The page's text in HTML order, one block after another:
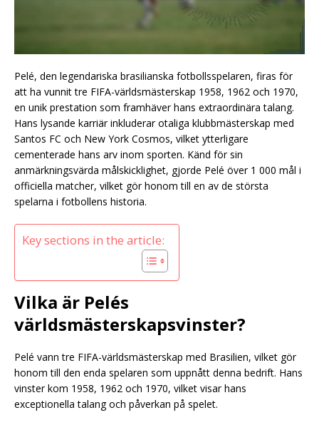
Pelé, den legendariska brasilianska fotbollsspelaren, firas för
att ha vunnit tre FIFA-världsmästerskap 1958, 1962 och 1970,
en unik prestation som framhäver hans extraordinära talang.
Hans lysande karriär inkluderar otaliga klubbmästerskap med
Santos FC och New York Cosmos, vilket ytterligare
cementerade hans arv inom sporten. Känd för sin
anmärkningsvärda målskicklighet, gjorde Pelé över 1 000 mål i
officiella matcher, vilket gör honom till en av de största
spelarna i fotbollens historia.
Key sections in the article:
Vilka är Pelés
världsmästerskapsvinster?
Pelé vann tre FIFA-världsmästerskap med Brasilien, vilket gör
honom till den enda spelaren som uppnått denna bedrift. Hans
vinster kom 1958, 1962 och 1970, vilket visar hans
exceptionella talang och påverkan på spelet.